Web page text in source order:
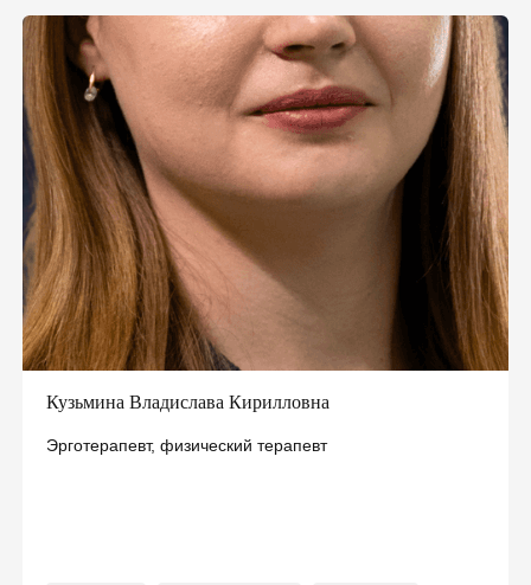
Высокий технологический уровень
диагностики и терапии
Мультидисциплинарная команда опытных
специалистов
Только индивидуальные программы
реабилитации
Тщательный контроль за выполнением
процедур и тренировок
Безбарьерная среда, комфортные условия
Кузьмина Владислава Кирилловна
Эрготерапевт, физический терапевт